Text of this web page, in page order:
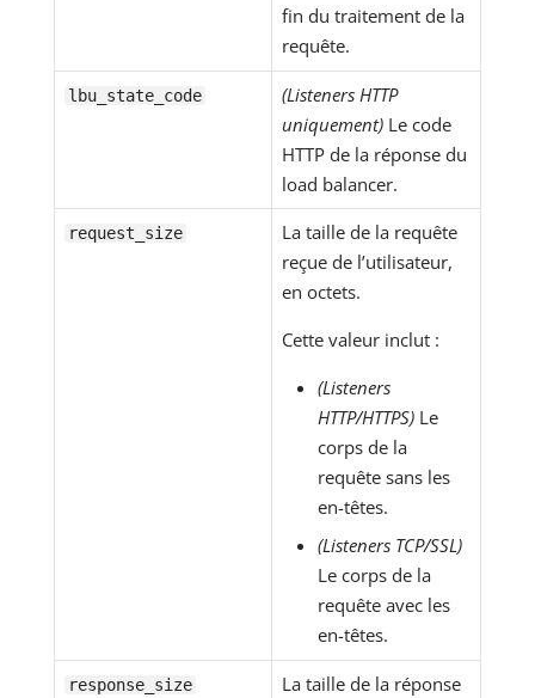
fin du traitement de la
requête.
lbu_state_code
(Listeners HTTP
uniquement)Le code
HTTP de la réponse du
load balancer.
request_size
La taille de la requête
reçue de l’utilisateur,
en octets.
Cette valeur inclut :
(Listeners
HTTP/HTTPS)Le
corps de la
requête sans les
en-têtes.
(Listeners TCP/SSL)
Le corps de la
requête avec les
en-têtes.
response_size
La taille de la réponse